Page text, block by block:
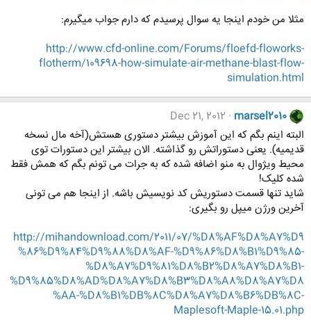
مثلا من خودم اینجا یه سوال پرسیدم که دارم جواب میگیرم:
http://www.cfd-online.com/Forums/floefd-floworks-
flotherm/109698-how-simulate-air-methane-blast-flow-
simulation.html
marsel2010
Dec 21, 2012
البته اینم بگم که این آموزش بیشتر دستوری هستش(آخه مال نسخه
قدیمیه). یعنی دستوراتش رو گذاشته. الان بیشتر این دستورات توی
محیط ویژوال به منو اضافه شده که به جرات می تونم بگم که همش فقط
شده کلیک!
شاید تنها قسمت دستوریش کد نویسیش باشه. از اینجا هم می تونی
آخرین ورژن میپل رو بگیری:
http://mihandownload.com/2011/07/%D8%AF%D8%A7%D9
%86%D9%84%D9%88%D8%AF-%D9%86%D8%B1%D9%85-
%D8%A7%D9%81%D8%B2%D8%A7%D8%B1-
%D9%85%D8%AD%D8%A7%D8%B3%D8%A8%D8%A7%D8
%AA-%D8%B1%DB%8C%D8%A7%D8%B6%DB%8C-
Maplesoft-Maple-15.01.php